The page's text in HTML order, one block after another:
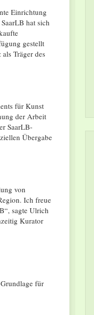
Einrichtung
hat sich
gestellt
Träger des
für Kunst
der Arbeit
SaarLB-
Übergabe
von
Ich freue
sagte Ulrich
Kurator
für